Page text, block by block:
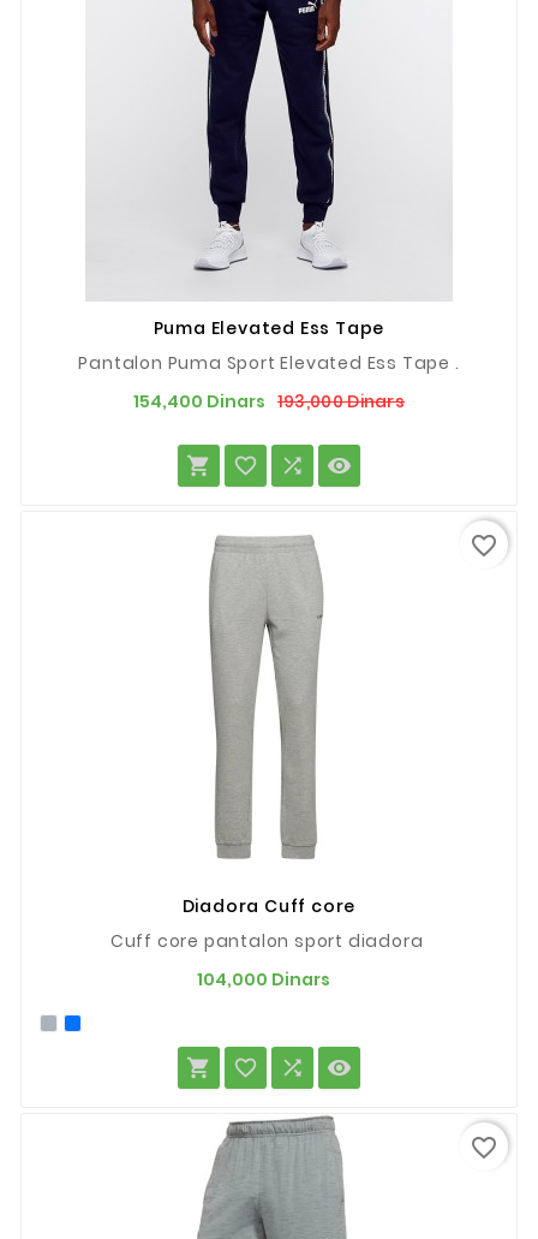
Puma Elevated Ess Tape
Pantalon Puma Sport Elevated Ess Tape .
154,400 Dinars 193,000 DinarsPrix
Prix
   
Diadora Cuff core
Cuff core pantalon sport diadora
104,000 Dinars
   
favorite_border
favorite_border